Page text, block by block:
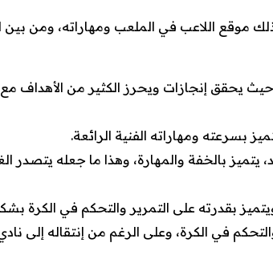
موقع اللاعب في الملعب ومهاراته، ومن بين
حيث يحقق إنجازات ويحرز الكثير من الأهداف
بسرعته ومهاراته الفنية الرائعة.
يتميز بالخفة والمهارة، وهذا ما جعله يتصدر
بقدرته على التمرير والتحكم في الكرة
في الكرة، وعلى الرغم من إنتقاله إلى نادي